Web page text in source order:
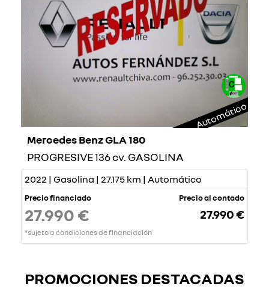
Automático
Mercedes Benz GLA 180
PROGRESIVE 136 cv. GASOLINA
2022 | Gasolina | 27.175 km | Automático
Precio financiado
27.990 €
*sujeto a condiciones de financiación
Precio al contado
27.990 €
PROMOCIONES DESTACADAS